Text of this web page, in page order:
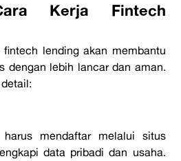
Kerja Fintech
fintech lendingakan membantu
dengan lebih lancar dan aman.
harus mendaftar melalui situs
data pribadi dan usaha.